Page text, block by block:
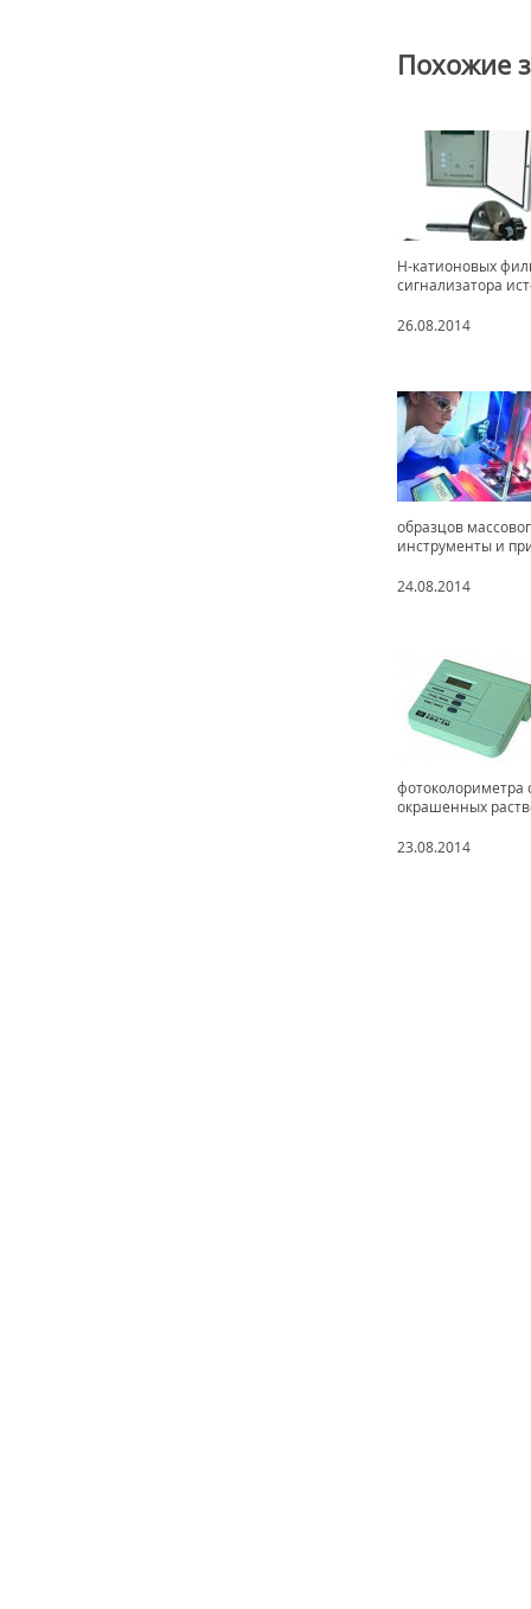
Похожие
Н-катионовых
сигнализатора
26.08.2014
образцов
инструменты и
24.08.2014
фотоколориметра
окрашенных
23.08.2014